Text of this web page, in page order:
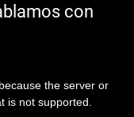
con
the server or
is not supported.